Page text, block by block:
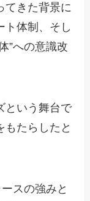
てきた背景に
ト体制、そし
”への意識改
という舞台で
もたらしたと
スの強みと